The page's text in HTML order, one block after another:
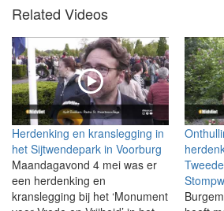
Related Videos
Herdenking en kranslegging in
het Sijtwendepark in Voorburg
Maandagavond 4 mei was er
een herdenking en
kranslegging bij het ‘Monument